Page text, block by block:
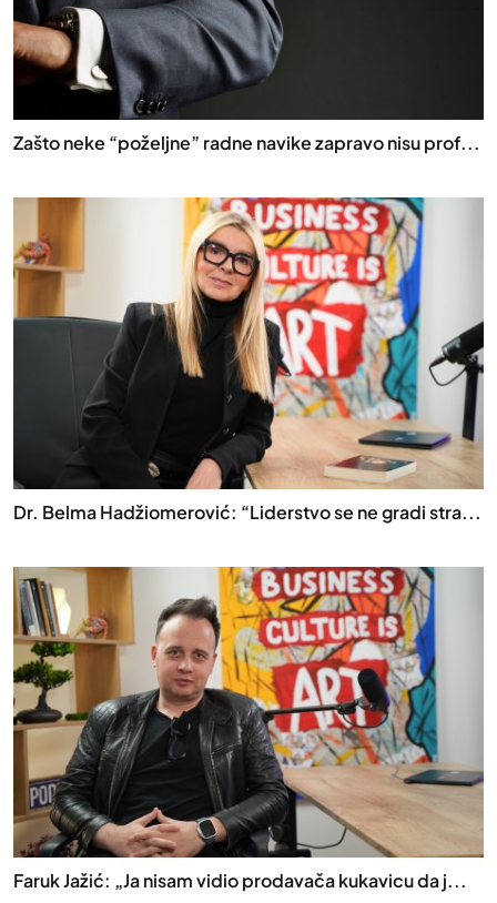
Zašto neke “poželjne” radne navike zapravo nisu prof...
Dr. Belma Hadžiomerović: “Liderstvo se ne gradi stra...
Faruk Jažić: „Ja nisam vidio prodavača kukavicu da j...